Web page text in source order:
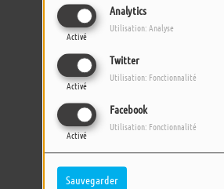
Analytics
Activé
Utilisation: Analyse
Twitter
Activé
Utilisation: Fonctionnalité
Facebook
Activé
Utilisation: Fonctionnalité
Sauvegarder